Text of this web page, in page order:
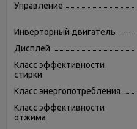
Управление
Инверторный двигатель
Дисплей
Класс эффективности
стирки
Класс энергопотребления
Класс эффективности
отжима